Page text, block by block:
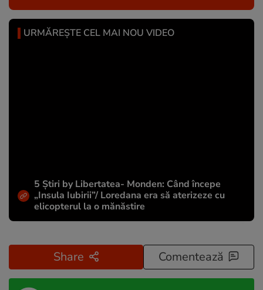
URMĂREȘTE CEL MAI NOU VIDEO
5 Știri by Libertatea- Monden: Când începe
„Insula Iubirii”/ Loredana era să aterizeze cu
elicopterul la o mănăstire
Share Comentează